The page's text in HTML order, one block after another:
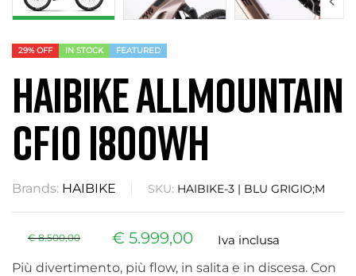
29% OFF IN STOCK FEATURED
HAIBIKE ALLMOUNTAIN
CF10 I800Wh
Brands: HAIBIKE SKU: HAIBIKE-3 | BLU GRIGIO;M
€8.500,00 € 5.999,00
Iva inclusa
Più divertimento, più flow, in salita e in discesa. Con